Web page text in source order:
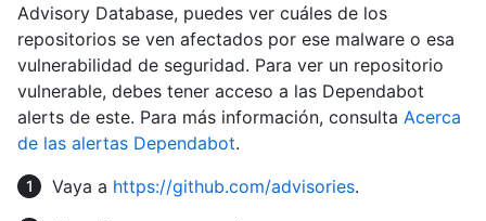
Advisory Database, puedes ver cuáles de los
repositorios se ven afectados por ese malware o esa
vulnerabilidad de seguridad. Para ver un repositorio
vulnerable, debes tener acceso a las Dependabot
alerts de este. Para más información, consulta Acerca
de las alertas Dependabot.
Vaya a https://github.com/advisories.